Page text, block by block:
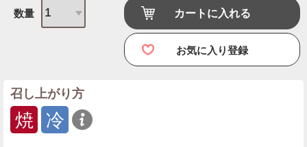
数量 カートに入れる
お気に入り登録
召し上がり方
焼 冷